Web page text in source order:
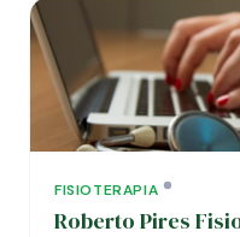
FISIOTERAPIA
Roberto Pires